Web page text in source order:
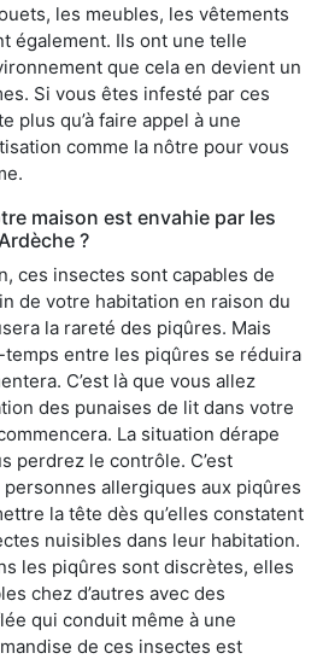
les meubles, les vêtements
également. Ils ont une telle
que cela en devient un
Si vous êtes infesté par ces
plus qu’à faire appel à une
comme la nôtre pour vous
maison est envahie par les
?
ces insectes sont capables de
de votre habitation en raison du
la rareté des piqûres. Mais
temps entre les piqûres se réduira
C’est là que vous allez
des punaises de lit dans votre
La situation dérape
perdrez le contrôle. C’est
allergiques aux piqûres
la tête dès qu’elles constatent
nuisibles dans leur habitation.
les piqûres sont discrètes, elles
chez d’autres avec des
qui conduit même à une
de ces insectes est